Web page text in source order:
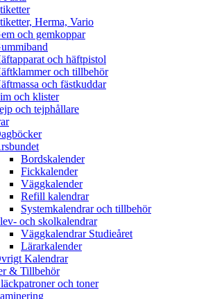
Herma, Vario
och gemkoppar
och häftpistol
och tillbehör
och fästkuddar
och klister
och tejphållare
Bordskalender
Fickkalender
Väggkalender
Refill kalendrar
Systemkalendrar och tillbehör
och skolkalendrar
Väggkalendrar Studieåret
Lärarkalender
Kalendrar
& Tillbehör
och toner